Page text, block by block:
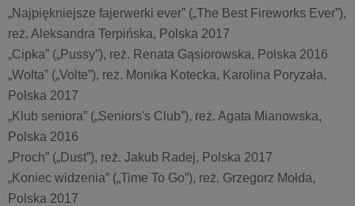
„Najpiękniejsze fajerwerki ever” („The Best Fireworks Ever”),
reż. Aleksandra Terpińska, Polska 2017
„Cipka” („Pussy”), reż. Renata Gąsiorowska, Polska 2016
„Wolta” („Volte”), reż. Monika Kotecka, Karolina Poryzała,
Polska 2017
„Klub seniora” („Seniors's Club”), reż. Agata Mianowska,
Polska 2016
„Proch” („Dust”), reż. Jakub Radej, Polska 2017
„Koniec widzenia” („Time To Go”), reż. Grzegorz Mołda,
Polska 2017